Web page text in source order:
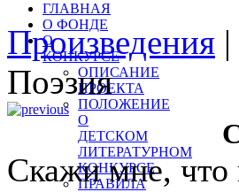
ГЛАВНАЯ
О ФОНДЕ
О
КОНКУРСЕ
ОПИСАНИЕ
ПРОЕКТА
ПОЛОЖЕНИЕ
О
ДЕТСКОМ
ЛИТЕРАТУРНОМ
КОНКУРСЕ
ПРАВИЛА
Произведения |
Поэзия
Скажи мне, что